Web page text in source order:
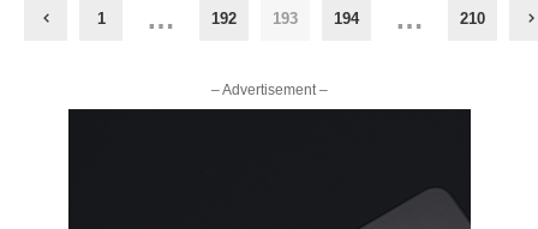
1 … 192 193 194 … 210
– Advertisement –